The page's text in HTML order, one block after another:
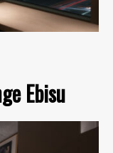
Ebisu